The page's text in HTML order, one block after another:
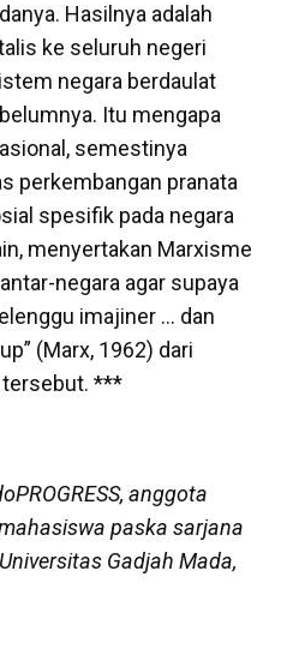
Hasilnya adalah
ke seluruh negeri
negara berdaulat
Itu mengapa
semestinya
perkembangan pranata
spesifik pada negara
menyertakan Marxisme
negara agar supaya
imajiner … dan
(Marx, 1962) dari
tersebut. ***
anggota
paska sarjana
Gadjah Mada,